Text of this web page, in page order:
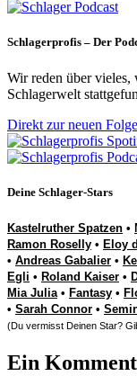
Schlagerprofis – Der
Wir reden über vieles,
Schlagerwelt
Direkt zur neuen Folge
Deine Schlager-Stars
Kastelruther Spatzen •
Ramon Roselly • Eloy
• Andreas Gabalier •
Egli • Roland Kaiser •
Mia Julia• Fantasy •
• Sarah Connor •
(Du vermisst Deinen Star?
Ein